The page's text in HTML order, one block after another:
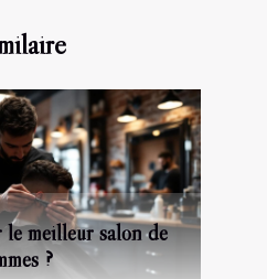
meilleur salon de
?